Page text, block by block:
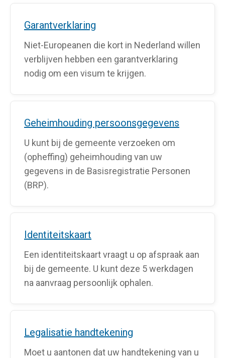
Garantverklaring
Niet-Europeanen die kort in Nederland willen
verblijven hebben een garantverklaring
nodig om een visum te krijgen.
Geheimhouding persoonsgegevens
U kunt bij de gemeente verzoeken om
(opheffing) geheimhouding van uw
gegevens in de Basisregistratie Personen
(BRP).
Identiteitskaart
Een identiteitskaart vraagt u op afspraak aan
bij de gemeente. U kunt deze 5 werkdagen
na aanvraag persoonlijk ophalen.
Legalisatie handtekening
Moet u aantonen dat uw handtekening van u